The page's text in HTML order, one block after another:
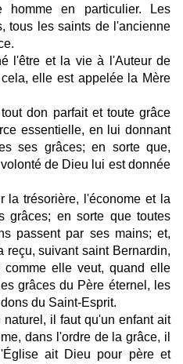
en particulier. Les
tous les saints de l'ancienne
l'être et la vie à l'Auteur de
elle est appelée la Mère
don parfait et toute grâce
essentielle, en lui donnant
ses grâces; en sorte que,
de Dieu lui est donnée
la trésorière, l'économe et la
grâces; en sorte que toutes
passent par ses mains; et,
suivant saint Bernardin,
elle veut, quand elle
grâces du Père éternel, les
du Saint-Esprit.
naturel, il faut qu'un enfant ait
dans l'ordre de la grâce, il
ait Dieu pour père et